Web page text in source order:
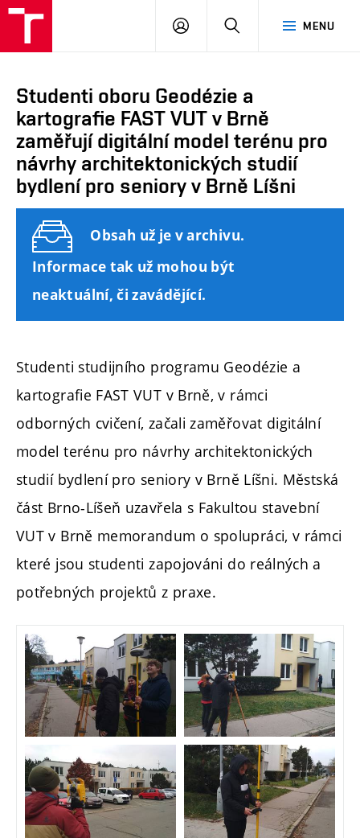
Brno
MENU
PŘIHLÁSIT
Studenti oboru Geodézie a
kartografie FAST VUT v Brně
zaměřují digitální model terénu pro
návrhy architektonických studií
bydlení pro seniory v Brně Líšni
Obsah už je v archivu.
Informace tak už mohou být
neaktuální, či zavádějící.
Studenti studijního programu Geodézie a
kartografie FAST VUT v Brně, v rámci
odborných cvičení, začali zaměřovat digitální
model terénu pro návrhy architektonických
studií bydlení pro seniory v Brně Líšni. Městská
část Brno-Líšeň uzavřela s Fakultou stavební
VUT v Brně memorandum o spolupráci, v rámci
které jsou studenti zapojováni do reálných a
potřebných projektů z praxe.